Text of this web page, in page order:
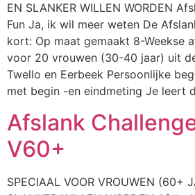
EN SLANKER WILLEN WORDEN
Fun Ja, ik wil meer weten De
kort: Op maat gemaakt 8-Weekse
voor 20 vrouwen (30-40 jaar) uit
Twello en Eerbeek Persoonlijke
met begin -en eindmeting Je leert
Afslank
V60+
SPECIAAL VOOR VROUWEN (60+